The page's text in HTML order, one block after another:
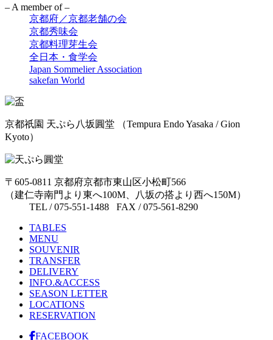
– A member of –
京都府／京都老舗の会
京都秀味会
京都料理芽生会
全日本・食学会
Japan Sommelier Association
sakefan World
京都祇園 天ぷら八坂圓堂 （Tempura Endo Yasaka / Gion
Kyoto）
〒605-0811 京都府京都市東山区小松町566
（建仁寺南門より東へ100M、八坂の搭より西へ150M）
TEL / 075-551-1488 FAX / 075-561-8290
TABLES
MENU
SOUVENIR
TRANSFER
DELIVERY
INFO.&ACCESS
SEASON LETTER
LOCATIONS
RESERVATION
FACEBOOK